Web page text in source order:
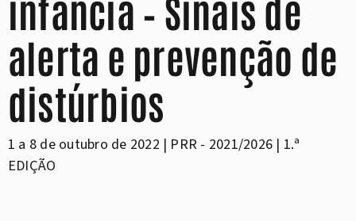
infância – Sinais de
alerta e prevenção de
distúrbios
1 a 8 de outubro de 2022 | PRR - 2021/2026 | 1.ª
EDIÇÃO